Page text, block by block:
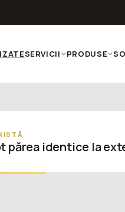
SERVICII PRODUSE
părea identice la